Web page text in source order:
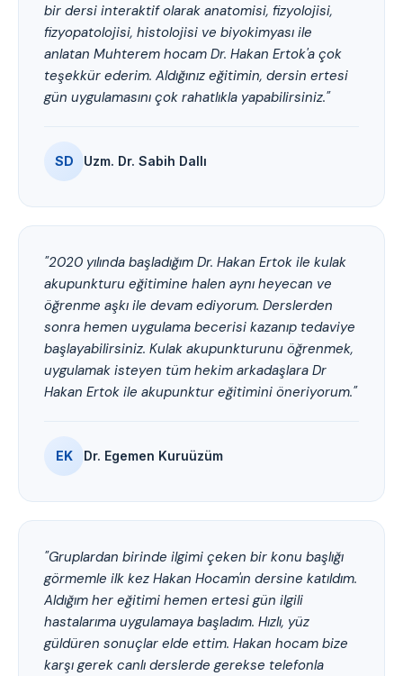
bir dersi interaktif olarak anatomisi, fizyolojisi,
fizyopatolojisi, histolojisi ve biyokimyası ile
anlatan Muhterem hocam Dr. Hakan Ertok'a çok
teşekkür ederim. Aldığınız eğitimin, dersin ertesi
gün uygulamasını çok rahatlıkla yapabilirsiniz."
SD Uzm. Dr. Sabih Dallı
"2020 yılında başladığım Dr. Hakan Ertok ile kulak
akupunkturu eğitimine halen aynı heyecan ve
öğrenme aşkı ile devam ediyorum. Derslerden
sonra hemen uygulama becerisi kazanıp tedaviye
başlayabilirsiniz. Kulak akupunkturunu öğrenmek,
uygulamak isteyen tüm hekim arkadaşlara Dr
Hakan Ertok ile akupunktur eğitimini öneriyorum."
EK Dr. Egemen Kuruüzüm
"Gruplardan birinde ilgimi çeken bir konu başlığı
görmemle ilk kez Hakan Hocam'ın dersine katıldım.
Aldığım her eğitimi hemen ertesi gün ilgili
hastalarıma uygulamaya başladım. Hızlı, yüz
güldüren sonuçlar elde ettim. Hakan hocam bize
karşı gerek canlı derslerde gerekse telefonla